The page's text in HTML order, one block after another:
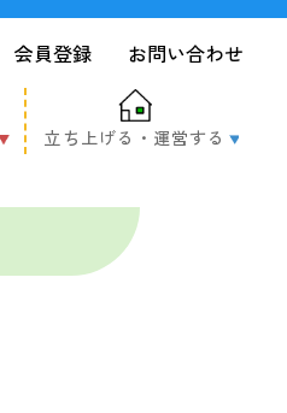
会員登録 お問い合わせ
立ち上げる・運営する